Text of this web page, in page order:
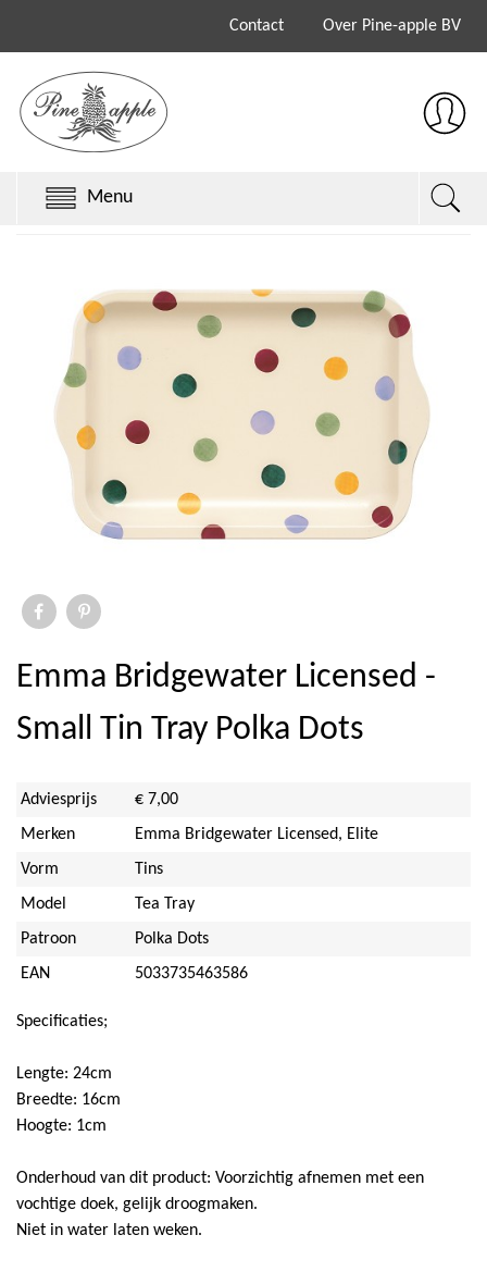
Contact Over Pine-apple BV
Menu
Chillys Series 3
Chillys Series 2
Keith Brymer Jones
Savor & Sens
Aspen Mulling Spices
Dock & Bay
Sara Miller
Sanderson
PO Tea Slim Thermos
Super Scooper
Emma Bridgewater Licensed -
Small Tin Tray Polka Dots
Adviesprijs
€ 7,00
Merken
Emma Bridgewater Licensed, Elite
Vorm
Tins
Model
Tea Tray
Patroon
Polka Dots
EAN
5033735463586
Specificaties;
Lengte: 24cm
Breedte: 16cm
Hoogte: 1cm
Onderhoud van dit product: Voorzichtig afnemen met een
vochtige doek, gelijk droogmaken.
Niet in water laten weken.